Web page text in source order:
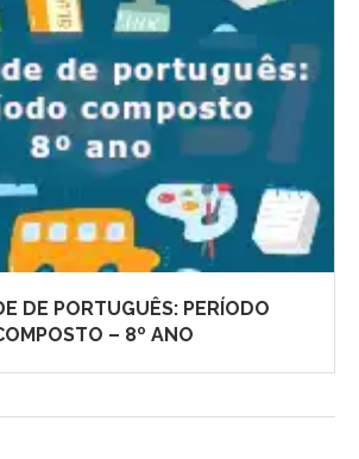
DE PORTUGUÊS: PERÍODO
– 8º ANO